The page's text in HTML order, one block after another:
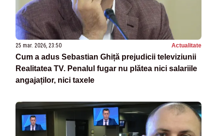
25 mar. 2026, 23:50 Actualitate
Cum a adus Sebastian Ghiță prejudicii televiziunii
Realitatea TV. Penalul fugar nu plătea nici salariile
angajaților, nici taxele